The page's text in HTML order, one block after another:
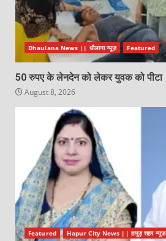
Dhaulana News || धौलाना न्यूज़ Featured
50 रुपए के लेनदेन को लेकर युवक को पीटा
August 8, 2026
Featured Hapur City News || हापुड़ शहर न्यूज़